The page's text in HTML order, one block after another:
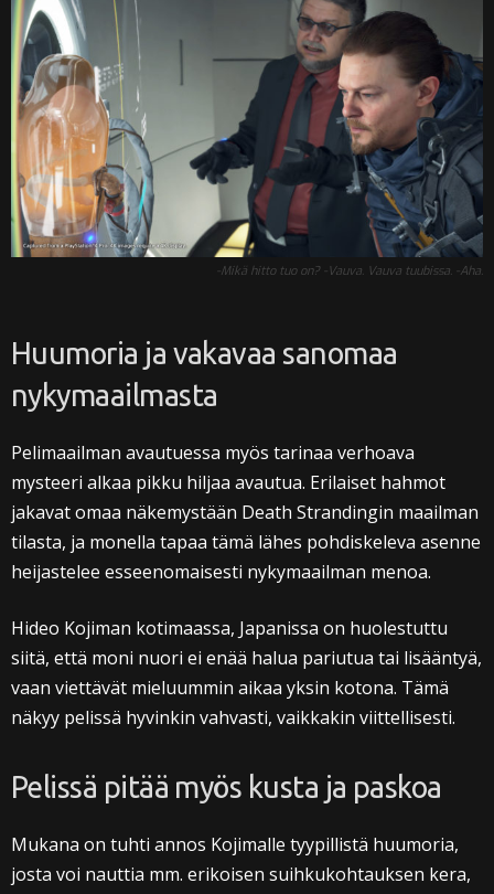
-Mikä hitto tuo on? -Vauva. Vauva tuubissa. -Aha.
Huumoria ja vakavaa sanomaa
nykymaailmasta
Pelimaailman avautuessa myös tarinaa verhoava
mysteeri alkaa pikku hiljaa avautua. Erilaiset hahmot
jakavat omaa näkemystään Death Strandingin maailman
tilasta, ja monella tapaa tämä lähes pohdiskeleva asenne
heijastelee esseenomaisesti nykymaailman menoa.
Hideo Kojiman kotimaassa, Japanissa on huolestuttu
siitä, että moni nuori ei enää halua pariutua tai lisääntyä,
vaan viettävät mieluummin aikaa yksin kotona. Tämä
näkyy pelissä hyvinkin vahvasti, vaikkakin viittellisesti.
Pelissä pitää myös kusta ja paskoa
Mukana on tuhti annos Kojimalle tyypillistä huumoria,
josta voi nauttia mm. erikoisen suihkukohtauksen kera,